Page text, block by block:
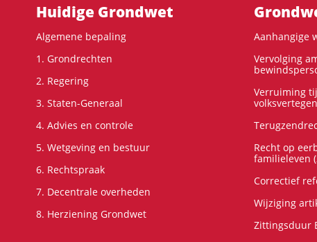
Hoofdnavigatie
Huidige Grondwet
Algemene bepaling
1. Grondrechten
2. Regering
3. Staten-Generaal
4. Advies en controle
5. Wetgeving en bestuur
6. Rechtspraak
7. Decentrale overheden
8. Herziening Grondwet
Aanhangige
Vervolging
Verruiming
Recht op
familieleven
Correctief
Wijziging
Zittingsduur